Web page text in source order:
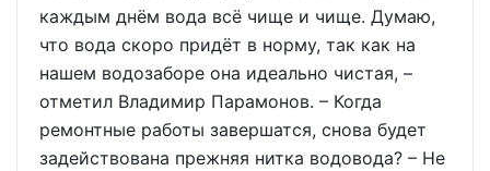
каждым днём вода всё чище и чище. Думаю,
что вода скоро придёт в норму, так как на
нашем водозаборе она идеально чистая, –
отметил Владимир Парамонов. – Когда
ремонтные работы завершатся, снова будет
задействована прежняя нитка водовода? – Не